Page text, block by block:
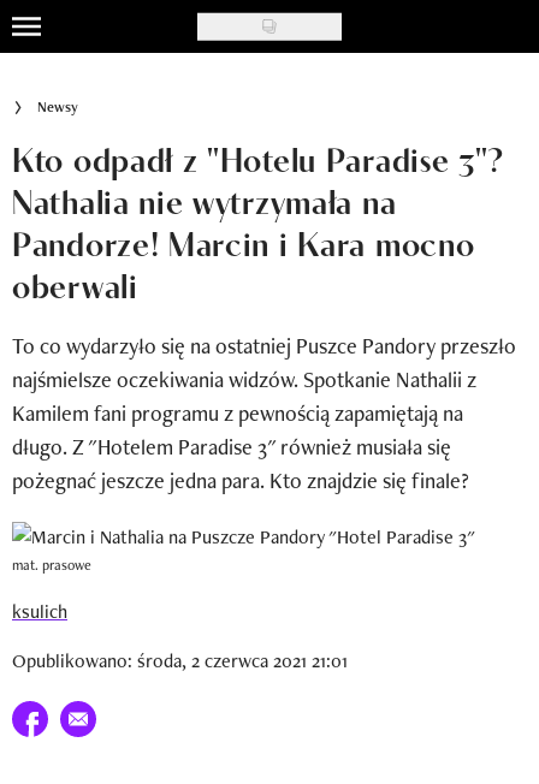
Skip
to
content
Ślub i wesele
Styl życia
Nasze akcje
Inspiracje
Recenzje kosmetyków
Klub Recenzentki
Newsletter
Wizaz Summer Influ School
Mój profil / Zarejestruj się
Newsy
Kto odpadł z "Hotelu Paradise 3"?
Nathalia nie wytrzymała na
Pandorze! Marcin i Kara mocno
oberwali
To co wydarzyło się na ostatniej Puszce Pandory przeszło
najśmielsze oczekiwania widzów. Spotkanie Nathalii z
Kamilem fani programu z pewnością zapamiętają na
długo. Z "Hotelem Paradise 3" również musiała się
pożegnać jeszcze jedna para. Kto znajdzie się finale?
mat. prasowe
ksulich
Opublikowano: środa, 2 czerwca 2021 21:01
Udostępnij na facebook
E-mail do przyjaciela